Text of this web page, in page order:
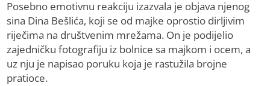
Posebno emotivnu reakciju izazvala je objava njenog
sina Dina Bešlića, koji se od majke oprostio dirljivim
riječima na društvenim mrežama. On je podijelio
zajedničku fotografiju iz bolnice sa majkom i ocem, a
uz nju je napisao poruku koja je rastužila brojne
pratioce.